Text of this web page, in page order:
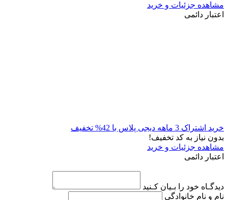
مشاهده جزئیات و خرید
اعتبار دائمی
خرید اشتراک 3 ماهه دیجی پلاس با 42% تخفیف
بدون نیاز به کد تخفیف!
مشاهده جزئیات و خرید
اعتبار دائمی
دیدگـاه خود را بـیان کـنید
نام و نام خانوادگی